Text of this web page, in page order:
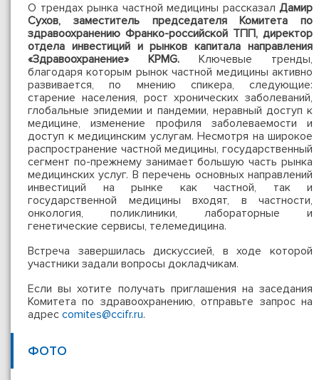
О трендах рынка частной медицины рассказал Дамир
Сухов, заместитель председателя Комитета по
здравоохранению Франко-российской ТПП, директор
отдела инвестиций и рынков капитала направления
«Здравоохранение» KPMG. Ключевые тренды,
благодаря которым рынок частной медицины активно
развивается, по мнению спикера, следующие:
старение населения, рост хронических заболеваний,
глобальные эпидемии и пандемии, неравный доступ к
медицине, изменение профиля заболеваемости и
доступ к медицинским услугам. Несмотря на широкое
распространение частной медицины, государственный
сегмент по-прежнему занимает большую часть рынка
медицинских услуг. В перечень основных направлений
инвестиций на рынке как частной, так и
государственной медицины входят, в частности,
онкология, поликлиники, лабораторные и
генетические сервисы, телемедицина.
Встреча завершилась дискуссией, в ходе которой
участники задали вопросы докладчикам.
Если вы хотите получать приглашения на заседания
Комитета по здравоохранению, отправьте запрос на
адрес comites@ccifr.ru.
ФОТО